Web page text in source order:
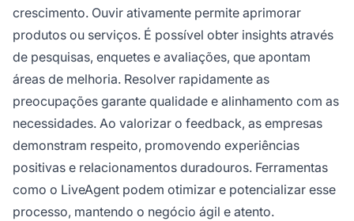
crescimento. Ouvir ativamente permite aprimorar
produtos ou serviços. É possível obter insights através
de pesquisas, enquetes e avaliações, que apontam
áreas de melhoria. Resolver rapidamente as
preocupações garante qualidade e alinhamento com as
necessidades. Ao valorizar o feedback, as empresas
demonstram respeito, promovendo experiências
positivas e relacionamentos duradouros. Ferramentas
como o LiveAgent podem otimizar e potencializar esse
processo, mantendo o negócio ágil e atento.